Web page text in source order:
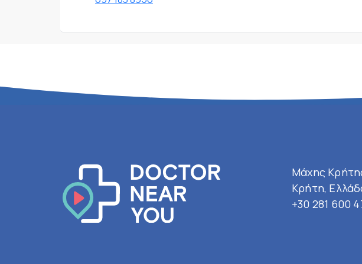
Μάχης
Κρήτη,
+30 281 600